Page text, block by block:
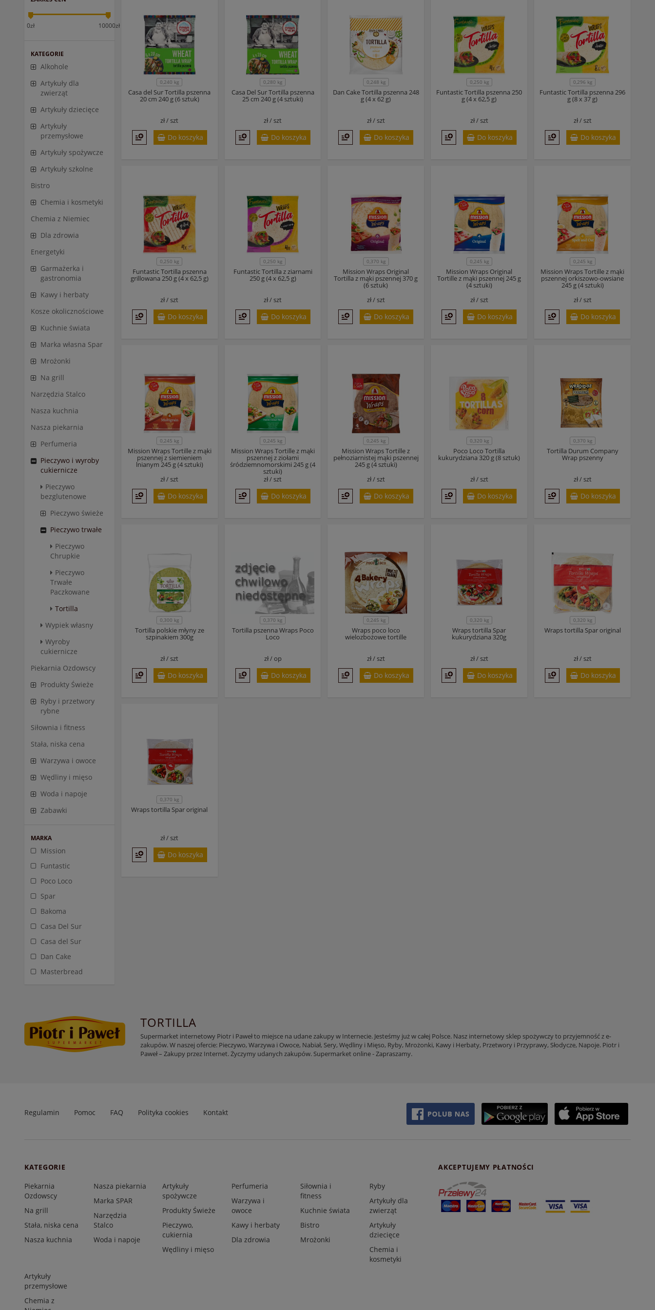
0zł 10000zł
KATEGORIE
Alkohole
Artykuły dla
zwierząt
Artykuły dziecięce
Artykuły
przemysłowe
Artykuły spożywcze
Artykuły szkolne
Bistro
Chemia i kosmetyki
Chemia z Niemiec
Dla zdrowia
Energetyki
Garmażerka i
gastronomia
Kawy i herbaty
Kosze okolicznościowe
Kuchnie świata
Marka własna Spar
Mrożonki
Na grill
Narzędzia Stalco
Nasza kuchnia
Nasza piekarnia
Perfumeria
Pieczywo i wyroby
cukiernicze
Pieczywo
bezglutenowe
Pieczywo świeże
Pieczywo trwałe
Pieczywo
Chrupkie
Pieczywo
Trwałe
Paczkowane
Tortilla
Wypiek własny
Wyroby
cukiernicze
Piekarnia Ozdowscy
Produkty Świeże
Ryby i przetwory
rybne
Siłownia i fitness
Stała, niska cena
Warzywa i owoce
Wędliny i mięso
Woda i napoje
Zabawki
MARKA
Mission
Funtastic
Poco Loco
Spar
Bakoma
Casa Del Sur
Casa del Sur
Dan Cake
Masterbread
0,240 kg
Casa del Sur Tortilla pszenna
20 cm 240 g (6 sztuk)
zł /szt
Do koszyka
0,280 kg
Casa Del Sur Tortilla pszenna
25 cm 240 g (4 sztuki)
zł /szt
Do koszyka
0,248 kg
Dan Cake Tortilla pszenna 248
g (4 x 62 g)
zł /szt
Do koszyka
0,250 kg
Funtastic Tortilla pszenna 250
g (4 x 62,5 g)
zł /szt
Do koszyka
0,296 kg
Funtastic Tortilla pszenna 296
g (8 x 37 g)
zł /szt
Do koszyka
0,250 kg
Funtastic Tortilla pszenna
grillowana 250 g (4 x 62,5 g)
zł /szt
Do koszyka
0,250 kg
Funtastic Tortilla z ziarnami
250 g (4 x 62,5 g)
zł /szt
Do koszyka
0,370 kg
Mission Wraps Original
Tortilla z mąki pszennej 370 g
(6 sztuk)
zł /szt
Do koszyka
0,245 kg
Mission Wraps Original
Tortille z mąki pszennej 245 g
(4 sztuki)
zł /szt
Do koszyka
0,245 kg
Mission Wraps Tortille z mąki
pszennej orkiszowo-owsiane
245 g (4 sztuki)
zł /szt
Do koszyka
0,245 kg
Mission Wraps Tortille z mąki
pszennej z siemieniem
lnianym 245 g (4 sztuki)
zł /szt
Do koszyka
0,245 kg
Mission Wraps Tortille z mąki
pszennej z ziołami
śródziemnomorskimi 245 g (4
sztuki)
zł /szt
Do koszyka
0,245 kg
Mission Wraps Tortille z
pełnoziarnistej mąki pszennej
245 g (4 sztuki)
zł /szt
Do koszyka
0,320 kg
Poco Loco Tortilla
kukurydziana 320 g (8 sztuk)
zł /szt
Do koszyka
0,370 kg
Tortilla Durum Company
Wrap pszenny
zł /szt
Do koszyka
0,300 kg
Tortilla polskie młyny ze
szpinakiem 300g
zł /szt
Do koszyka
0,370 kg
Tortilla pszenna Wraps Poco
Loco
zł /op
Do koszyka
0,245 kg
Wraps poco loco
wielozbożowe tortille
zł /szt
Do koszyka
0,320 kg
Wraps tortilla Spar
kukurydziana 320g
zł /szt
Do koszyka
0,320 kg
Wraps tortilla Spar original
zł /szt
Do koszyka
0,370 kg
Wraps tortilla Spar original
zł /szt
Do koszyka
TORTILLA
Supermarket internetowy Piotr i Paweł to miejsce na udane zakupy w Internecie. Jesteśmy już w całej Polsce. Nasz internetowy sklep spożywczy to przyjemność z e-
zakupów. W naszej ofercie: Pieczywo, Warzywa i Owoce, Nabiał, Sery, Wędliny i Mięso, Ryby, Mrożonki, Kawy i Herbaty, Przetwory i Przyprawy, Słodycze, Napoje. Piotr i
Paweł – Zakupy przez Internet. Życzymy udanych zakupów. Supermarket online - Zapraszamy.
Regulamin Pomoc FAQ Polityka cookies Kontakt
KATEGORIE
Piekarnia
Ozdowscy
Na grill
Stała, niska cena
Nasza kuchnia
Nasza piekarnia
Marka SPAR
Narzędzia
Stalco
Woda i napoje
Artykuły
spożywcze
Produkty Świeże
Pieczywo,
cukiernia
Wędliny i mięso
Perfumeria
Warzywa i
owoce
Kawy i herbaty
Dla zdrowia
Siłownia i
fitness
Kuchnie świata
Bistro
Mrożonki
Ryby
Artykuły dla
zwierząt
Artykuły
dziecięce
Chemia i
kosmetyki
Artykuły
przemysłowe
Chemia z
AKCEPTUJEMY PŁATNOŚCI